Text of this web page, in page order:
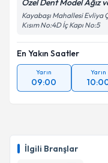
İlgili Branşlar
Özel Dent Model Ağız
Kayabaşı Mahallesi Evliya
Kısım No:4D İç Kapı No:5
En Yakın Saatler
Yarın
09:00
Yarın